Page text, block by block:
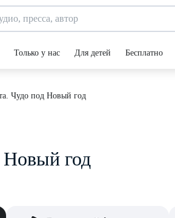
Только у нас Для детей Бесплатно
Чудо под Новый год
год